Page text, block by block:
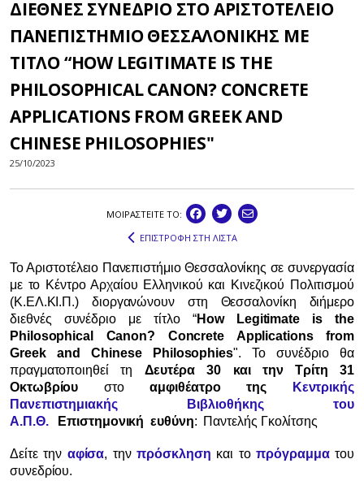
ΔΙΕΘΝΕΣ ΣΥΝΕΔΡΙΟ ΣΤΟ ΑΡΙΣΤΟΤΕΛΕΙΟ
ΠΑΝΕΠΙΣΤΗΜΙΟ ΘΕΣΣΑΛΟΝΙΚΗΣ ΜΕ
ΤΙΤΛΟ “HOW LEGITIMATE IS THE
PHILOSOPHICAL CANON? CONCRETE
APPLICATIONS FROM GREEK AND
CHINESE PHILOSOPHIES"
25/10/2023
ΜΟΙΡΑΣΤEIΤΕ ΤΟ:
ΕΠΙΣΤΡΟΦΗ ΣΤΗ ΛΙΣΤΑ
Το Αριστοτέλειο Πανεπιστήμιο Θεσσαλονίκης σε συνεργασία
με το Κέντρο Αρχαίου Ελληνικού και Κινεζικού Πολιτισμού
(Κ.ΕΛ.ΚΙ.Π.) διοργανώνουν στη Θεσσαλονίκη διήμερο
διεθνές συνέδριο με τίτλο “How Legitimate is the
Philosophical Canon? Concrete Applications from
Greek and Chinese Philosophies". Το συνέδριο θα
πραγματοποιηθεί τη Δευτέρα 30 και την Τρίτη 31
Οκτωβρίου στοαμφιθέατρο της
Κεντρικής
Πανεπιστημιακής Βιβλιοθήκης του
Α.Π.Θ.
Επιστημονική ευθύνη: Παντελής Γκολίτσης
Δείτε την αφίσα, τηνπρόσκληση και τοπρόγραμματου
συνεδρίου.